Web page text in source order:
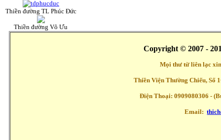
Thiền đường TL Phúc Đức
Thiền đường Vô Ưu
Copyright © 2007 -
Mọi thư từ liên lạc
Thiền Viện Thường Chiếu, Số
Điện Thoại: 0909080306 -
Email: